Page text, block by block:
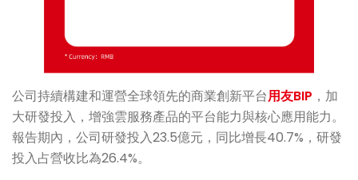
公司持續構建和運營全球領先的商業創新平台用友BIP ，加
大研發投入，增強雲服務產品的平台能力與核心應用能力。
報告期內，公司研發投入23.5億元，同比增長40.7%，研發
投入占營收比為26.4%。